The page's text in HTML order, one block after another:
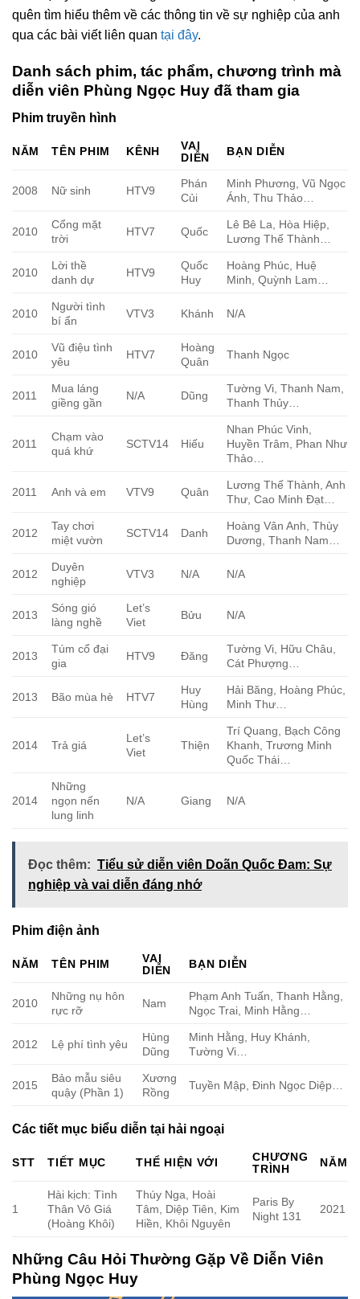
quên tìm hiểu thêm về các thông tin về sự nghiệp của anh
qua các bài viết liên quan tại đây.
Danh sách phim, tác phẩm, chương trình mà
diễn viên Phùng Ngọc Huy đã tham gia
Phim truyền hình
NĂM TÊN PHIM KÊNH
VAI
DIỄN
BẠN DIỄN
2008 Nữ sinh HTV9
Phán
Củi
Minh Phương, Vũ Ngọc
Ánh, Thu Thảo…
2010
Cổng mặt
trời
HTV7 Quốc
Lê Bê La, Hòa Hiệp,
Lương Thế Thành…
2010
Lời thề
danh dự
HTV9
Quốc
Huy
Hoàng Phúc, Huệ
Minh, Quỳnh Lam…
2010
Người tình
bí ẩn
VTV3 Khánh N/A
2010
Vũ điệu tình
yêu
HTV7
Hoàng
Quân
Thanh Ngọc
2011
Mua láng
giềng gần
N/A Dũng
Tường Vi, Thanh Nam,
Thanh Thủy…
2011
Chạm vào
quá khứ
SCTV14 Hiếu
Nhan Phúc Vinh,
Huyền Trâm, Phan Như
Thảo…
2011 Anh và em VTV9 Quân
Lương Thế Thành, Anh
Thư, Cao Minh Đạt…
2012
Tay chơi
miệt vườn
SCTV14 Danh
Hoàng Vân Anh, Thùy
Dương, Thanh Nam…
2012
Duyên
nghiệp
VTV3 N/A N/A
2013
Sóng gió
làng nghề
Let’s
Viet
Bửu N/A
2013
Túm cổ đại
gia
HTV9 Đăng
Tường Vi, Hữu Châu,
Cát Phượng…
2013 Bão mùa hè HTV7
Huy
Hùng
Hải Băng, Hoàng Phúc,
Minh Thư…
2014 Trả giá
Let’s
Viet
Thiện
Trí Quang, Bạch Công
Khanh, Trương Minh
Quốc Thái…
2014
Những
ngọn nến
lung linh
N/A Giang N/A
Đọc thêm: Tiểu sử diễn viên Doãn Quốc Đam: Sự
nghiệp và vai diễn đáng nhớ
Phim điện ảnh
NĂM TÊN PHIM
VAI
DIỄN
BẠN DIỄN
2010
Những nụ hôn
rực rỡ
Nam
Phạm Anh Tuấn, Thanh Hằng,
Ngọc Trai, Minh Hằng…
2012 Lệ phí tình yêu
Hùng
Dũng
Minh Hằng, Huy Khánh,
Tường Vi…
2015
Bảo mẫu siêu
quậy (Phần 1)
Xương
Rồng
Tuyền Mập, Đinh Ngọc Diệp…
Các tiết mục biểu diễn tại hải ngoại
STT TIẾT MỤC THỂ HIỆN VỚI
CHƯƠNG
TRÌNH
NĂM
1
Hài kịch: Tình
Thân Vô Giá
(Hoàng Khôi)
Thúy Nga, Hoài
Tâm, Diệp Tiên, Kim
Hiền, Khôi Nguyên
Paris By
Night 131
2021
Những Câu Hỏi Thường Gặp Về Diễn Viên
Phùng Ngọc Huy